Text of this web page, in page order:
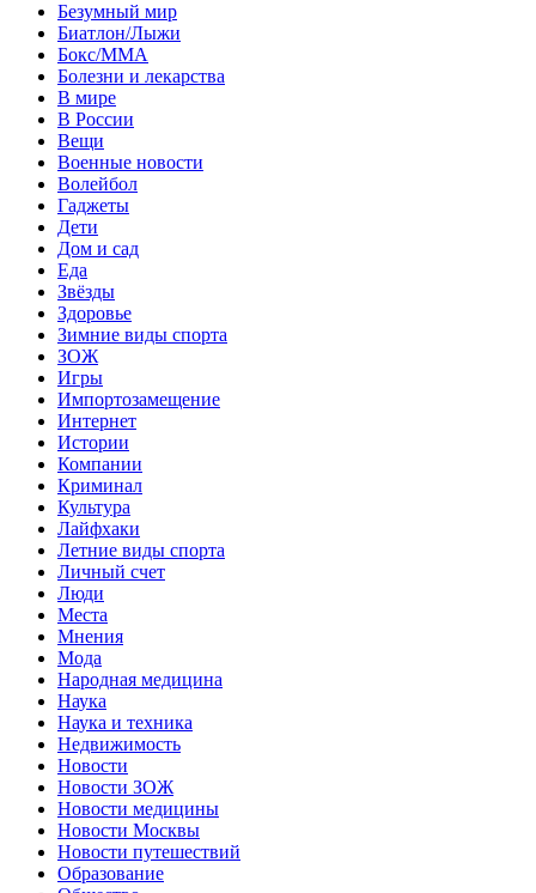
Безумный мир
Биатлон/Лыжи
Бокс/MMA
Болезни и лекарства
В мире
В России
Вещи
Военные новости
Волейбол
Гаджеты
Дети
Дом и сад
Еда
Звёзды
Здоровье
Зимние виды спорта
ЗОЖ
Игры
Импортозамещение
Интернет
Истории
Компании
Криминал
Культура
Лайфхаки
Летние виды спорта
Личный счет
Люди
Места
Мнения
Мода
Народная медицина
Наука
Наука и техника
Недвижимость
Новости
Новости ЗОЖ
Новости медицины
Новости Москвы
Новости путешествий
Образование